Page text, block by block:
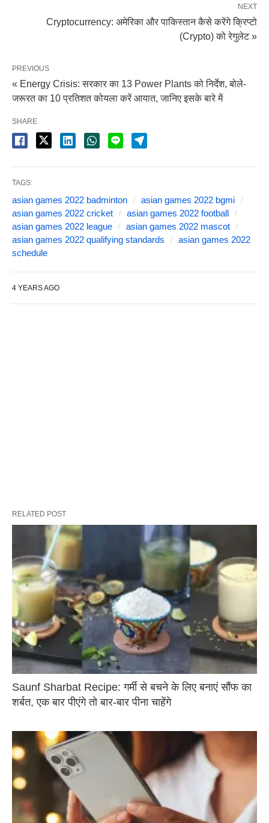
NEXT
Cryptocurrency: अमेरिका और पाकिस्तान कैसे करेंगे क्रिप्टो
(Crypto) को रेगुलेट »
PREVIOUS
« Energy Crisis: सरकार का 13 Power Plants को निर्देश, बोले-
जरूरत का 10 प्रतिशत कोयला करें आयात, जानिए इसके बारे में
SHARE
TAGS:
asian games 2022 badminton
asian games 2022 bgmi
asian games 2022 cricket
asian games 2022 football
asian games 2022 league
asian games 2022 mascot
asian games 2022 qualifying standards
asian games 2022
schedule
4 YEARS AGO
RELATED POST
Saunf Sharbat Recipe: गर्मी से बचने के लिए बनाएं सौंफ का
शर्बत, एक बार पीएंगे तो बार-बार पीना चाहेंगे